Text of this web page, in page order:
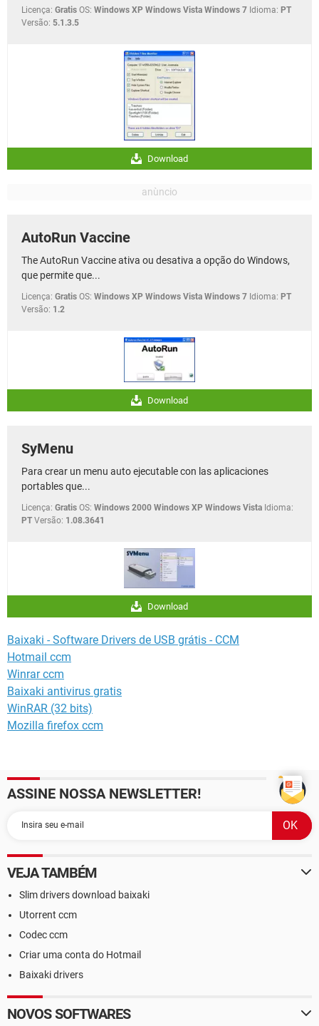
Licença: Gratis OS: Windows XP Windows Vista Windows 7 Idioma: PT
Versão: 5.1.3.5
Download
AutoRun Vaccine
The AutoRun Vaccine ativa ou desativa a opção do Windows,
que permite que...
Licença: Gratis OS: Windows XP Windows Vista Windows 7 Idioma: PT
Versão: 1.2
Download
SyMenu
Para crear un menu auto ejecutable con las aplicaciones
portables que...
Licença: Gratis OS: Windows 2000 Windows XP Windows Vista Idioma:
PT Versão: 1.08.3641
Download
Baixaki - Software Drivers de USB grátis - CCM
Hotmail ccm
Winrar ccm
Baixaki antivirus gratis
WinRAR (32 bits)
Mozilla firefox ccm
ASSINE NOSSA NEWSLETTER!
VEJA TAMBÉM
Slim drivers download baixaki
Utorrent ccm
Codec ccm
Criar uma conta do Hotmail
Baixaki drivers
NOVOS SOFTWARES